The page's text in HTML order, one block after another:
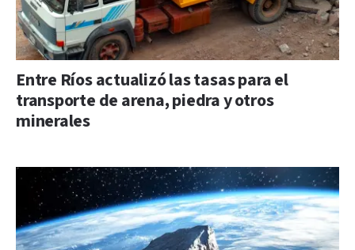
Entre Ríos actualizó las tasas para el
transporte de arena, piedra y otros
minerales